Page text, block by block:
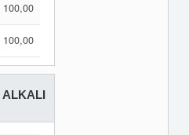
100,00
100,00
ALKALI